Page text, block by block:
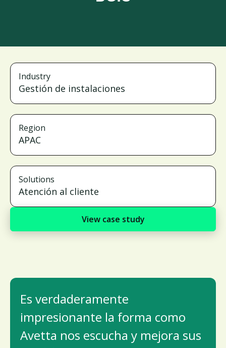
Industry
Gestión de instalaciones
Region
APAC
Solutions
Atención al cliente
View case study
Es verdaderamente
impresionante la forma como
Avetta nos escucha y mejora sus